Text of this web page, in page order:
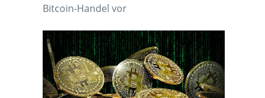
Bitcoin-Handel vor